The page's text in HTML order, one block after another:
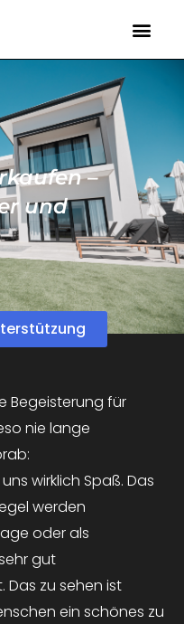
–
und
Begeisterung für
nie lange
wirklich Spaß. Das
werden
oder als
gut
zu sehen ist
ein schönes zu